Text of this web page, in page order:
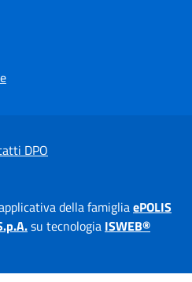
DPO
della famigliaePOLIS
su tecnologia ISWEB®